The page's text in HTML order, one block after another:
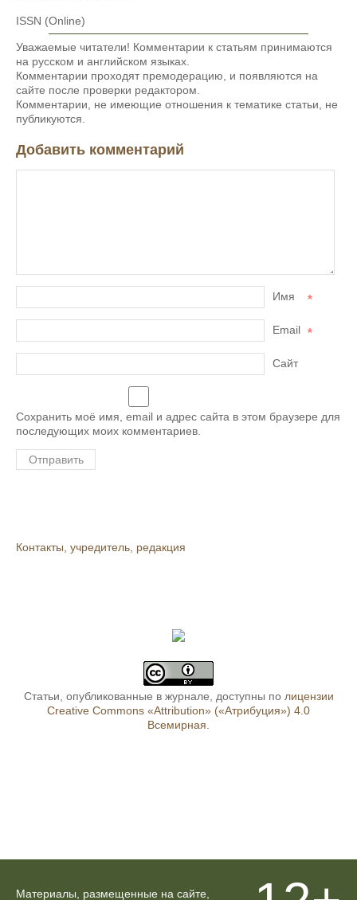
ISSN (Online)
Уважаемые читатели! Комментарии к статьям принимаются
на русском и английском языках.
Комментарии проходят премодерацию, и появляются на
сайте после проверки редактором.
Комментарии, не имеющие отношения к тематике статьи, не
публикуются.
Добавить комментарий
Имя *
Email *
Сайт
Сохранить моё имя, email и адрес сайта в этом браузере для
последующих моих комментариев.
Контакты, учредитель, редакция
Статьи, опубликованные в журнале, доступны по лицензии
Creative Commons «Attribution» («Атрибуция») 4.0
Всемирная.
Материалы, размещенные на сайте,